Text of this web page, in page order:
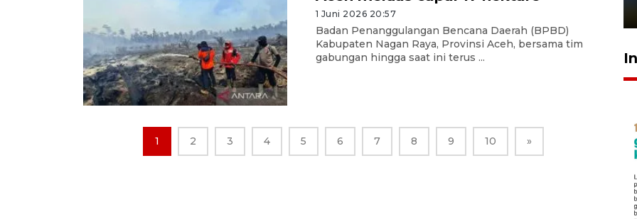
1 Juni 2026 20:57
Badan Penanggulangan Bencana Daerah (BPBD)
Kabupaten Nagan Raya, Provinsi Aceh, bersama tim
gabungan hingga saat ini terus ...
1 2 3 4 5 6 7 8 9 10 »
1 Juni 2026 05:47